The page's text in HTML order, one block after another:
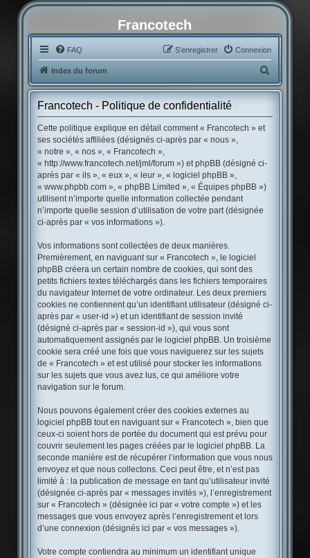
Francotech
FAQ Connexion
S’enregistrer
Index du forum
e
Francotech - Politique de confidentialité
Cette politique explique en détail comment « Francotech » et
ses sociétés affiliées (désignés ci-après par « nous »,
« notre », « nos », « Francotech »,
« http://www.francotech.net/jml/forum ») et phpBB (désigné ci-
après par « ils », « eux », « leur », « logiciel phpBB »,
« www.phpbb.com », « phpBB Limited », « Équipes phpBB »)
utilisent n’importe quelle information collectée pendant
n’importe quelle session d’utilisation de votre part (désignée
ci-après par « vos informations »).
Vos informations sont collectées de deux manières.
Premièrement, en naviguant sur « Francotech », le logiciel
phpBB créera un certain nombre de cookies, qui sont des
petits fichiers textes téléchargés dans les fichiers temporaires
du navigateur Internet de votre ordinateur. Les deux premiers
cookies ne contiennent qu’un identifiant utilisateur (désigné ci-
après par « user-id ») et un identifiant de session invité
(désigné ci-après par « session-id »), qui vous sont
automatiquement assignés par le logiciel phpBB. Un troisième
cookie sera créé une fois que vous naviguerez sur les sujets
de « Francotech » et est utilisé pour stocker les informations
sur les sujets que vous avez lus, ce qui améliore votre
navigation sur le forum.
Nous pouvons également créer des cookies externes au
logiciel phpBB tout en naviguant sur « Francotech », bien que
ceux-ci soient hors de portée du document qui est prévu pour
couvrir seulement les pages créées par le logiciel phpBB. La
seconde manière est de récupérer l’information que vous nous
envoyez et que nous collectons. Ceci peut être, et n’est pas
limité à : la publication de message en tant qu’utilisateur invité
(désignée ci-après par « messages invités »), l’enregistrement
sur « Francotech » (désignée ici par « votre compte ») et les
messages que vous envoyez après l’enregistrement et lors
d’une connexion (désignés ici par « vos messages »).
Votre compte contiendra au minimum un identifiant unique